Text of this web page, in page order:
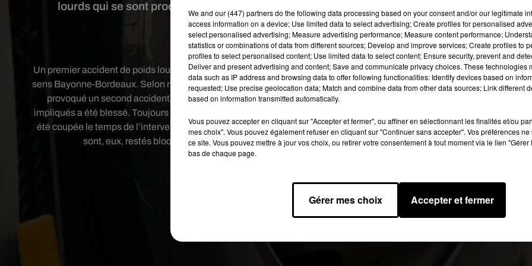
Publié : 9 octobre 2019 à 7h41 par Diane Charbonnel
lourds qui se sont produits à hauteur de Marcheprime, dans le sens Bayonne-Bordeaux.
Crédit image:Pixabay
Un premier accident de poids lourds s’est produit hier après-midi sur l’A63, vers 14h30, à hauteur deMarcheprimedans
sens Bayonne-Bordeaux. Selon nos confrères de Sud Ouest, la circulation aurait alors été fortement ralentie, ce qui aurait
provoqué un second accident de poids lourds à hauteur de l’échangeur avec l’A660. Le chauffeur d’un des camions
impliqués a été blessé. Toujours selon nos confrères de Sud Ouest, il a dû être désincarcéré de la cabine. La circulation a
été coupée le temps de l’intervention des secours. Une déviation a été mise en place pour les voitures. Les poids lourds
sont, eux, restés bloqués sur l’A63 pendant 1h30. La circulation a été rétablie en fin d’après-midi.
We and our (447) partnersdo the following data processing based on your consent and/or our legitimate
access information on a device; Use limited data to select advertising; Create profiles for personalised
select personalised advertising; Measure advertising performance; Measure content performance;
statistics or combinations of data from different sources; Develop and improve services; Create profiles to
profiles to select personalised content; Use limited data to select content; Ensure security, prevent and
Deliver and present advertising and content; Save and communicate privacy choices. These technologies
data such as IP address and browsing data to offer following functionalities: Identify devices based on
requested; Use precise geolocation data; Match and combine data from other data sources; Link different
based on information transmitted automatically.
Vous pouvez accepter en cliquant sur "Accepter et fermer", ou affiner en sélectionnant les finalités et/ou
mes choix". Vous pouvez également refuser en cliquant sur "Continuer sans accepter". Vos préférences
ce site. Vous pouvez mettre à jour vos choix, ou retirer votre consentement à tout moment via le lien
bas de chaque page.
Gérer mes choix Accepter et fermer